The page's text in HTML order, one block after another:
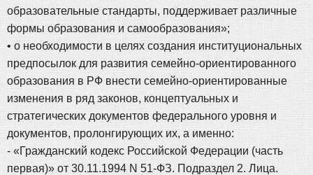
образовательные стандарты, поддерживает различные
формы образования и самообразования»;
• о необходимости в целях создания институциональных
предпосылок для развития семейно-ориентированного
образования в РФ внести семейно-ориентированные
изменения в ряд законов, концептуальных и
стратегических документов федерального уровня и
документов, пролонгирующих их, а именно:
- «Гражданский кодекс Российской Федерации (часть
первая)» от 30.11.1994 N 51-ФЗ. Подраздел 2. Лица.